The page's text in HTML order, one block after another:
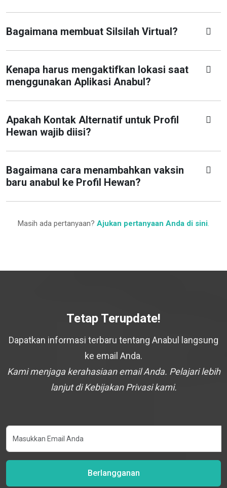
Bagaimana membuat Silsilah Virtual?
Kenapa harus mengaktifkan lokasi saat
menggunakan Aplikasi Anabul?
Apakah Kontak Alternatif untuk Profil
Hewan wajib diisi?
Bagaimana cara menambahkan vaksin
baru anabul ke Profil Hewan?
Masih ada pertanyaan? Ajukan pertanyaan Anda di sini.
Tetap Terupdate!
Dapatkan informasi terbaru tentang Anabul langsung
ke email Anda.
Kami menjaga kerahasiaan email Anda. Pelajari lebih
lanjut di Kebijakan Privasi kami.
Berlangganan